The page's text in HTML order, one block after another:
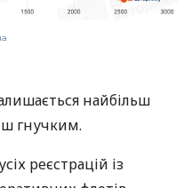
найбільш
гнучким.
реєстрацій із